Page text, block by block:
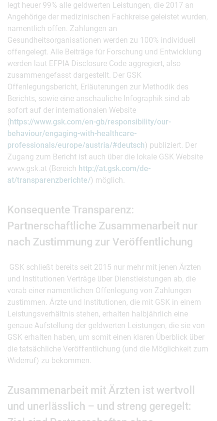
legt heuer 99% alle geldwerten Leistungen, die 2017 an
Angehörige der medizinischen Fachkreise geleistet wurden,
namentlich offen. Zahlungen an
Gesundheitsorganisationen werden zu 100% individuell
offengelegt. Alle Beiträge für Forschung und Entwicklung
werden laut EFPIA Disclosure Code aggregiert, also
zusammengefasst dargestellt. Der GSK
Offenlegungsbericht, Erläuterungen zur Methodik des
Berichts, sowie eine anschauliche Infographik sind ab
sofort auf der internationalen Website
(https://www.gsk.com/en-gb/responsibility/our-
behaviour/engaging-with-healthcare-
professionals/europe/austria/#deutsch) publiziert. Der
Zugang zum Bericht ist auch über die lokale GSK Website
www.gsk.at (Bereich http://at.gsk.com/de-
at/transparenzberichte/) möglich.
Konsequente Transparenz:
Partnerschaftliche Zusammenarbeit nur
nach Zustimmung zur Veröffentlichung
GSK schließt bereits seit 2015 nur mehr mit jenen Ärzten
und Institutionen Verträge über Dienstleistungen ab, die
vorab einer namentlichen Offenlegung von Zahlungen
zustimmen. Ärzte und Institutionen, die mit GSK in einem
Leistungsverhältnis stehen, erhalten halbjährlich eine
genaue Aufstellung der geldwerten Leistungen, die sie von
GSK erhalten haben, um somit einen klaren Überblick über
die tatsächliche Veröffentlichung (und die Möglichkeit zum
Widerruf) zu bekommen.
Zusammenarbeit mit Ärzten ist wertvoll
und unerlässlich – und streng geregelt: